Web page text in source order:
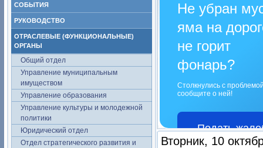
СОБЫТИЯ
РУКОВОДСТВО
ОТРАСЛЕВЫЕ (ФУНКЦИОНАЛЬНЫЕ)
ОРГАНЫ
Общий отдел
Управление муниципальным
имуществом
Управление образования
Управление культуры и молодежной
политики
Юридический отдел
Отдел стратегического развития и
Не убран
яма на
не горит
фонарь?
Столкнулись с
сообщите о ней!
Подать
Вторник, 10